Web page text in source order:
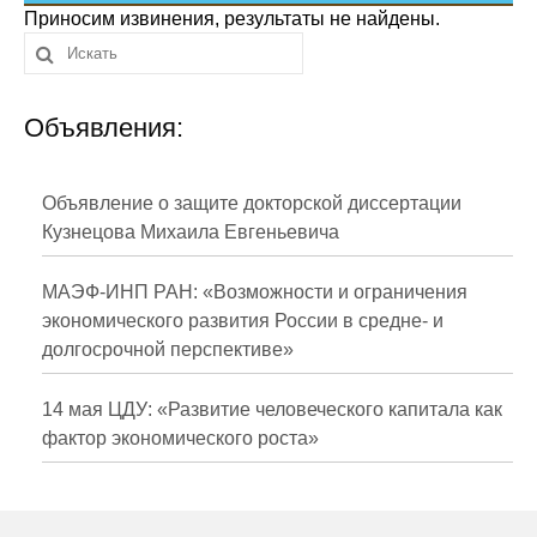
Сотрудники
Отчетность
Противодействие коррупции
Публикации
Научная жизнь
Издания
Проблемы прогнозирования
О журнале
Приносим извинения, результаты не найдены.
Объявления:
Объявление о защите докторской диссертации
Кузнецова Михаила Евгеньевича
МАЭФ-ИНП РАН: «Возможности и ограничения
экономического развития России в средне- и
долгосрочной перспективе»
14 мая ЦДУ: «Развитие человеческого капитала как
фактор экономического роста»